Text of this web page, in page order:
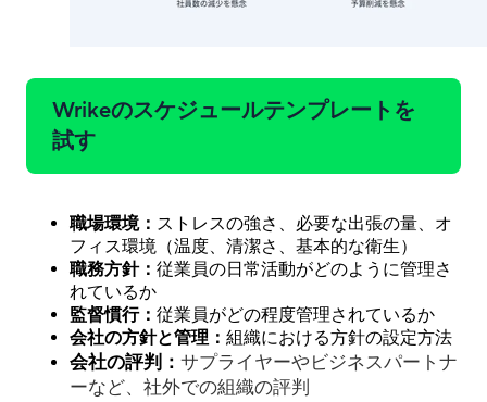
Wrikeのスケジュールテンプレートを
試す
職場環境： ストレスの強さ、必要な出張の量、オ
フィス環境（温度、清潔さ、基本的な衛生）
職務方針： 従業員の日常活動がどのように管理さ
れているか
監督慣行： 従業員がどの程度管理されているか
会社の方針と管理： 組織における方針の設定方法
会社の評判： サプライヤーやビジネスパートナ
ーなど、社外での組織の評判